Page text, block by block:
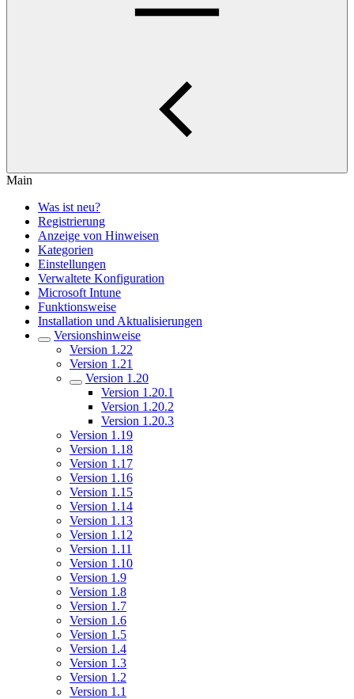
Main
Was ist neu?
Registrierung
Anzeige von Hinweisen
Kategorien
Einstellungen
Verwaltete Konfiguration
Microsoft Intune
Funktionsweise
Installation und Aktualisierungen
Versionshinweise
Version 1.22
Version 1.21
Version 1.20
Version 1.20.1
Version 1.20.2
Version 1.20.3
Version 1.19
Version 1.18
Version 1.17
Version 1.16
Version 1.15
Version 1.14
Version 1.13
Version 1.12
Version 1.11
Version 1.10
Version 1.9
Version 1.8
Version 1.7
Version 1.6
Version 1.5
Version 1.4
Version 1.3
Version 1.2
Version 1.1